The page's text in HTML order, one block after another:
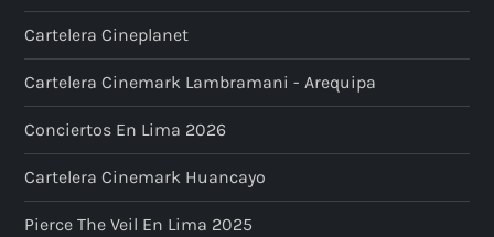
Cartelera Cineplanet
Cartelera Cinemark Lambramani - Arequipa
Conciertos En Lima 2026
Cartelera Cinemark Huancayo
Pierce The Veil En Lima 2025